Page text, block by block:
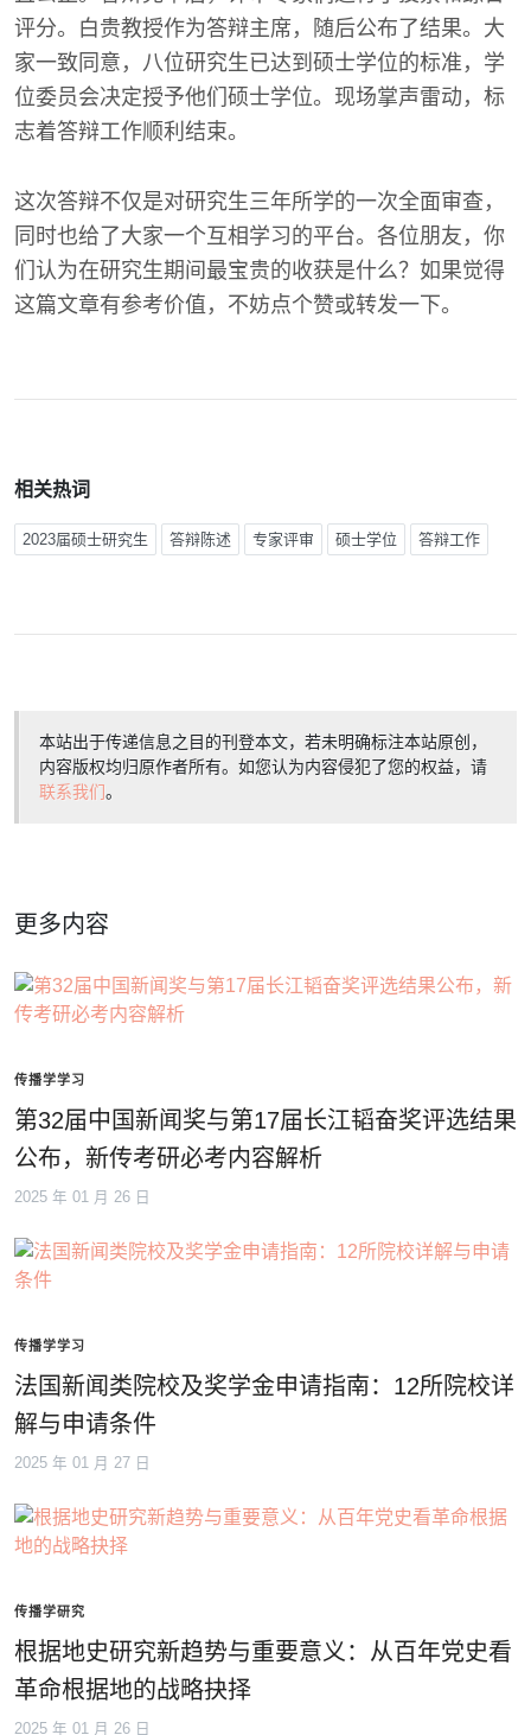
评分。白贵教授作为答辩主席，随后公布了结果。大
家一致同意，八位研究生已达到硕士学位的标准，学
位委员会决定授予他们硕士学位。现场掌声雷动，标
志着答辩工作顺利结束。
这次答辩不仅是对研究生三年所学的一次全面审查，
同时也给了大家一个互相学习的平台。各位朋友，你
们认为在研究生期间最宝贵的收获是什么？如果觉得
这篇文章有参考价值，不妨点个赞或转发一下。
相关热词
2023届硕士研究生 答辩陈述 专家评审 硕士学位 答辩工作
本站出于传递信息之目的刊登本文，若未明确标注本站原创，
内容版权均归原作者所有。如您认为内容侵犯了您的权益，请
联系我们。
更多内容
传播学学习
第32届中国新闻奖与第17届长江韬奋奖评选结果
公布，新传考研必考内容解析
2025 年 01 月 26 日
传播学学习
法国新闻类院校及奖学金申请指南：12所院校详
解与申请条件
2025 年 01 月 27 日
传播学研究
根据地史研究新趋势与重要意义：从百年党史看
革命根据地的战略抉择
2025 年 01 月 26 日